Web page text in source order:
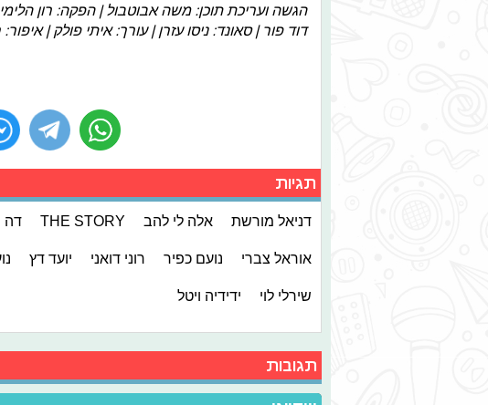
הגשה ועריכת תוכן: משה אבוטבול | הפקה: רון
דוד פור | סאונד: ניסו עזרן | עורך: איתי פולק | איפור:
תגיות
דניאל מורשת אלה לי להב THE STORY דה
אוראל צברי נועם כפיר רוני דואני יועד דץ
שירלי לוי ידידיה ויטל
תגובות